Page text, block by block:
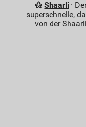
Shaarli ·
superschnelle,
von der